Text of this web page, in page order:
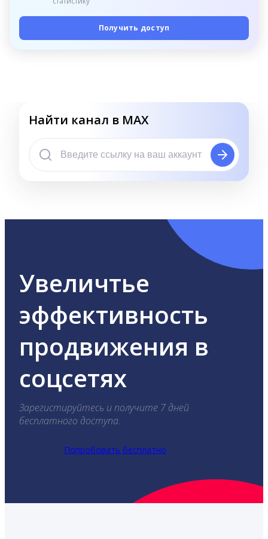
Получить доступ
Найти канал в MAX
Увеличтье
эффективность
продвижения в
соцсетях
Зарегистируйтесь и получите 7 дней
бесплатного доступа.
Попробовать бесплатно